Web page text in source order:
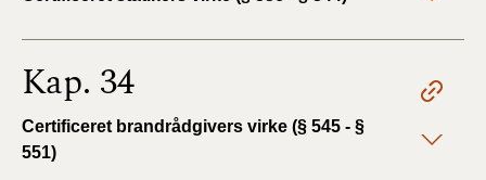
Kap. 34
Certificeret brandrådgivers virke (§ 545 - §
551)